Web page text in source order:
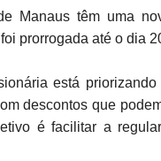
Manaus têm uma
prorrogada até o dia
está
descontos que
é facilitar a